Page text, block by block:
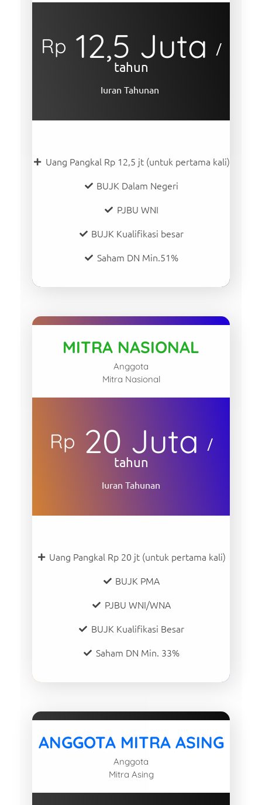
Rp 12,5 Juta
/
tahun
Iuran Tahunan
Uang Pangkal Rp 12,5 jt (untuk pertama kali)
BUJK Dalam Negeri
PJBU WNI
BUJK Kualifikasi besar
Saham DN Min.51%
MITRA NASIONAL
Anggota
Mitra Nasional
Rp 20 Juta
/
tahun
Iuran Tahunan
Uang Pangkal Rp 20 jt (untuk pertama kali)
BUJK PMA
PJBU WNI/WNA
BUJK Kualifikasi Besar
Saham DN Min. 33%
ANGGOTA MITRA ASING
Anggota
Mitra Asing